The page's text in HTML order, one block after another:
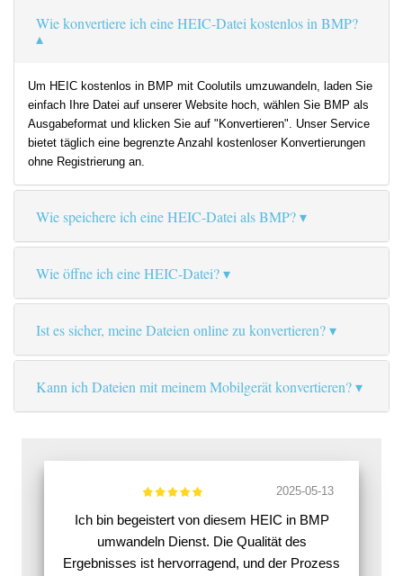
Wie konvertiere ich eine HEIC-Datei kostenlos in BMP?
Um HEIC kostenlos in BMP mit Coolutils umzuwandeln, laden Sie
einfach Ihre Datei auf unserer Website hoch, wählen Sie BMP als
Ausgabeformat und klicken Sie auf "Konvertieren". Unser Service
bietet täglich eine begrenzte Anzahl kostenloser Konvertierungen
ohne Registrierung an.
Wie speichere ich eine HEIC-Datei als BMP?
Wie öffne ich eine HEIC-Datei?
Ist es sicher, meine Dateien online zu konvertieren?
Kann ich Dateien mit meinem Mobilgerät konvertieren?
2025-05-13
Ich bin begeistert von diesem HEIC in BMP
umwandeln Dienst. Die Qualität des
Ergebnisses ist hervorragend, und der Prozess